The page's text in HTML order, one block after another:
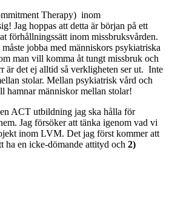
Therapy) inom
Jag hoppas att detta är början på ett
förhållningssätt inom missbruksvården.
jobba med människors psykiatriska
man vill komma åt tungt missbruk och
är det ej alltid så verkligheten ser ut. Inte
stolar. Mellan psykiatrisk vård och
hamnar människor mellan stolar!
ACT utbildning jag ska hålla för
Jag försöker att tänka igenom vad vi
inom LVM. Det jag först kommer att
ha en icke-dömande attityd och 2)